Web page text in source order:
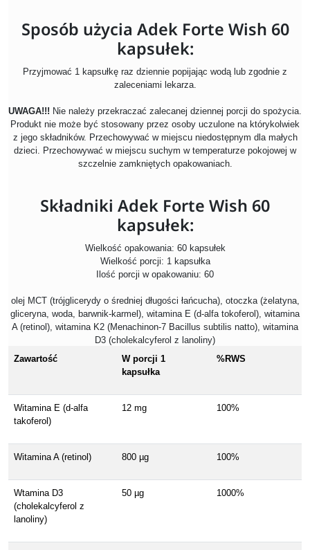
Sposób użycia Adek Forte Wish 60
kapsułek:
Przyjmować 1 kapsułkę raz dziennie popijając wodą lub zgodnie z
zaleceniami lekarza.
UWAGA!!! Nie należy przekraczać zalecanej dziennej porcji do spożycia.
Produkt nie może być stosowany przez osoby uczulone na którykolwiek
z jego składników. Przechowywać w miejscu niedostępnym dla małych
dzieci. Przechowywać w miejscu suchym w temperaturze pokojowej w
szczelnie zamkniętych opakowaniach.
Składniki Adek Forte Wish 60
kapsułek:
Wielkość opakowania: 60 kapsułek
Wielkość porcji: 1 kapsułka
Ilość porcji w opakowaniu: 60
olej MCT (trójglicerydy o średniej długości łańcucha), otoczka (żelatyna,
gliceryna, woda, barwnik-karmel), witamina E (d-alfa tokoferol), witamina
A (retinol), witamina K2 (Menachinon-7 Bacillus subtilis natto), witamina
D3 (cholekalcyferol z lanoliny)
Zawartość
W porcji 1
kapsułka
%RWS
Witamina E (d-alfa
takoferol)
12 mg 100%
Witamina A (retinol) 800 µg 100%
Wtamina D3
(cholekalcyferol z
lanoliny)
50 µg 1000%